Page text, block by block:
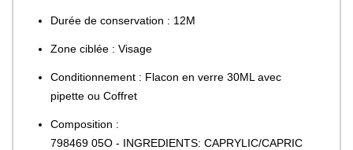
Durée de conservation : 12M
Zone ciblée : Visage
Conditionnement : Flacon en verre 30ML avec
pipette ou Coffret
Composition :
798469 05O - INGREDIENTS: CAPRYLIC/CAPRIC